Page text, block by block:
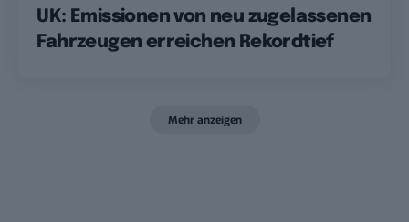
UK: Emissionen von neu zugelassenen
Fahrzeugen erreichen Rekordtief
Mehr anzeigen